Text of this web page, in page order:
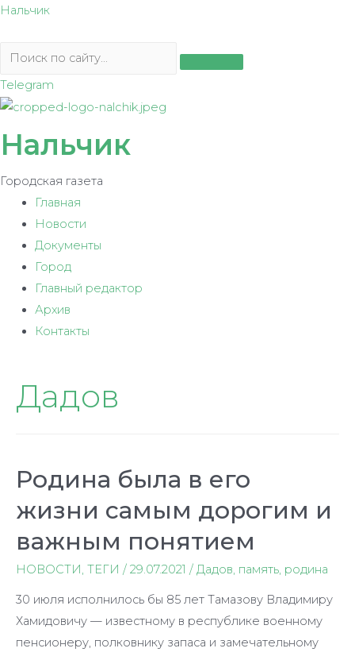
Перейти
содержимому
Нальчик
Telegram
Нальчик
Городская газета
Главная
Новости
Документы
Город
Главный редактор
Архив
Контакты
Дадов
Родина была в его
жизни самым дорогим и
важным понятием
НОВОСТИ, ТЕГИ / 29.07.2021 / Дадов, память, родина
30 июля исполнилось бы 85 лет Тамазову Владимиру
Хамидовичу — известному в республике военному
пенсионеру, полковнику запаса и замечательному